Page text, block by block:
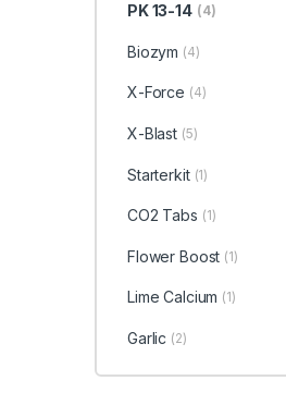
PK 13-14 (4)
Biozym (4)
X-Force (4)
X-Blast (5)
Starterkit (1)
CO2 Tabs (1)
Flower Boost (1)
Lime Calcium (1)
Garlic (2)